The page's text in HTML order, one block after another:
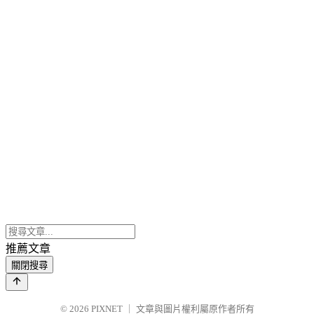
推薦文章
關閉搜尋
© 2026 PIXNET 文章與圖片權利屬原作者所有